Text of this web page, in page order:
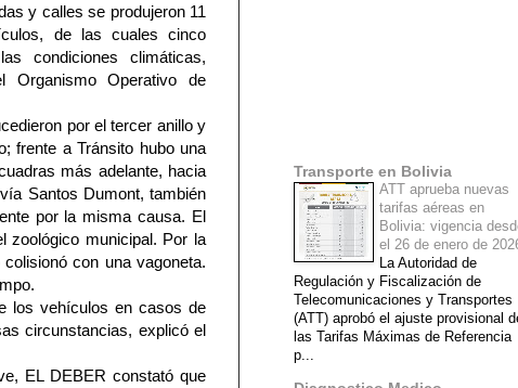
y calles se produjeron 11
de las cuales cinco
condiciones climáticas,
Organismo Operativo de
por el tercer anillo y
frente a Tránsito hubo una
más adelante, hacia
Santos Dumont, también
por la misma causa. El
zoológico municipal. Por la
con una vagoneta.
los vehículos en casos de
circunstancias, explicó el
EL DEBER constató que
Transporte en Bolivia
ATT aprueba nuevas
tarifas aéreas en
Bolivia: vigencia
el 26 de enero de
La Autoridad de
Regulación y Fiscalización de
Telecomunicaciones y Transportes
(ATT) aprobó el ajuste provisional
las Tarifas Máximas de Referencia
p...